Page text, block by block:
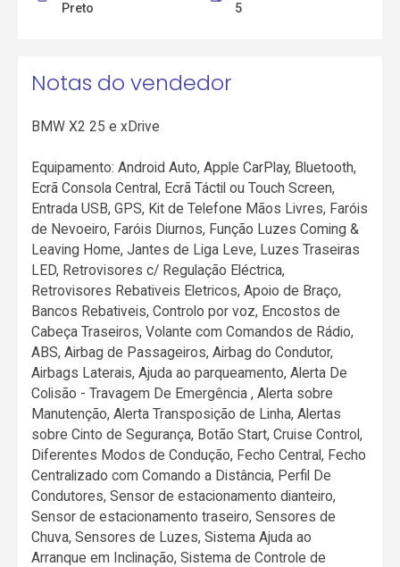
Preto
5
Notas do vendedor
BMW X2 25 e xDrive
Equipamento: Android Auto, Apple CarPlay, Bluetooth,
Ecrã Consola Central, Ecrã Táctil ou Touch Screen,
Entrada USB, GPS, Kit de Telefone Mãos Livres, Faróis
de Nevoeiro, Faróis Diurnos, Função Luzes Coming &
Leaving Home, Jantes de Liga Leve, Luzes Traseiras
LED, Retrovisores c/ Regulação Eléctrica,
Retrovisores Rebativeis Eletricos, Apoio de Braço,
Bancos Rebativeis, Controlo por voz, Encostos de
Cabeça Traseiros, Volante com Comandos de Rádio,
ABS, Airbag de Passageiros, Airbag do Condutor,
Airbags Laterais, Ajuda ao parqueamento, Alerta De
Colisão - Travagem De Emergência , Alerta sobre
Manutenção, Alerta Transposição de Linha, Alertas
sobre Cinto de Segurança, Botão Start, Cruise Control,
Diferentes Modos de Condução, Fecho Central, Fecho
Centralizado com Comando a Distância, Perfil De
Condutores, Sensor de estacionamento dianteiro,
Sensor de estacionamento traseiro, Sensores de
Chuva, Sensores de Luzes, Sistema Ajuda ao
Arranque em Inclinação, Sistema de Controle de